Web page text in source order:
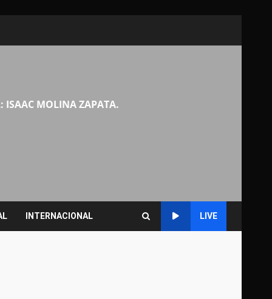
ISAAC MOLINA ZAPATA.
INTERNACIONAL LIVE